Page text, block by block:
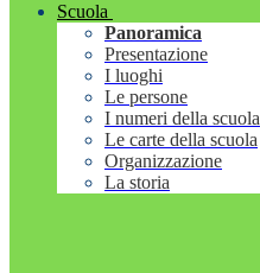
Scuola
Panoramica
Presentazione
I luoghi
Le persone
I numeri della scuola
Le carte della scuola
Organizzazione
La storia